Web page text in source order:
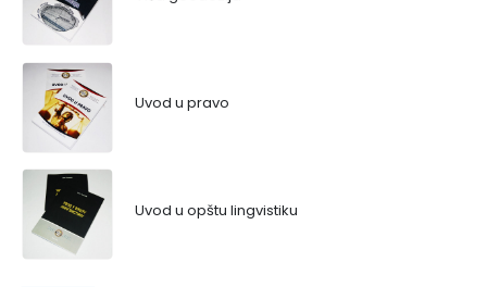
Uvod u pravo
Uvod u opštu lingvistiku